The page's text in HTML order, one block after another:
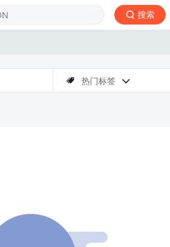
搜索
 热门标签 